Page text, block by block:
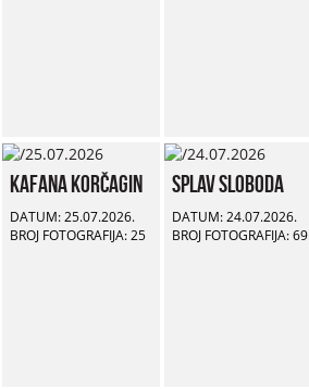
Kafana Korčagin
DATUM: 25.07.2026.
BROJ FOTOGRAFIJA: 25
Splav Sloboda
DATUM: 24.07.2026.
BROJ FOTOGRAFIJA: 69